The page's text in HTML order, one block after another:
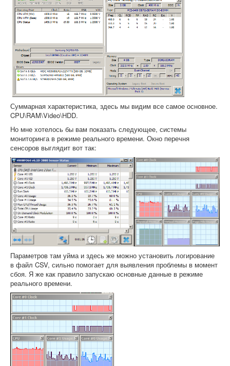
Суммарная характеристика, здесь мы видим все самое основное.
CPU\RAM\Video\HDD.
Но мне хотелось бы вам показать следующее, системы
мониторинга в режиме реального времени. Окно перечня
сенсоров выглядит вот так:
Параметров там уйма и здесь же можно установить логирование
в файл CSV, сильно помогает для выявления проблемы в момент
сбоя. Я же как правило запускаю основные данные в режиме
реального времени.